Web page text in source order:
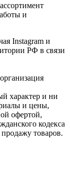
и
Instagram и
РФ в связи
характер и ни
и цены,
офертой,
кодекса
товаров.